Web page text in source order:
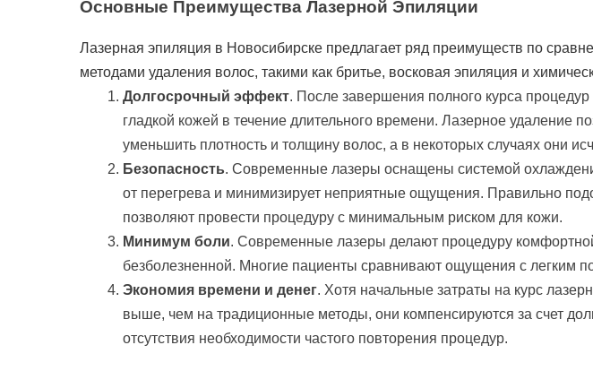
Основные Преимущества Лазерной Эпиляции
Лазерная эпиляция в Новосибирске предлагает ряд преимуществ по
методами удаления волос, такими как бритье, восковая эпиляция и
Долгосрочный эффект. После завершения полного курса
гладкой кожей в течение длительного времени. Лазерное удаление
уменьшить плотность и толщину волос, а в некоторых случаях они
Безопасность. Современные лазеры оснащены системой
от перегрева и минимизирует неприятные ощущения. Правильно
позволяют провести процедуру с минимальным риском для кожи.
Минимум боли. Современные лазеры делают процедуру
безболезненной. Многие пациенты сравнивают ощущения с легким
Экономия времени и денег. Хотя начальные затраты на курс
выше, чем на традиционные методы, они компенсируются за счет
отсутствия необходимости частого повторения процедур.